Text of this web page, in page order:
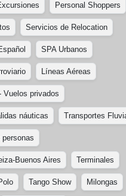
Personal Shoppers
Servicios de Relocation
SPA Urbanos
Líneas Aéreas
Vuelos privados
náuticas Transportes
Buenos Aires Terminales
Tango Show Milongas